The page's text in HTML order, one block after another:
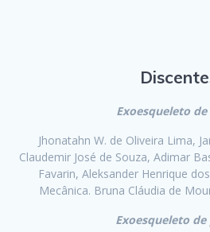
Exoesqueleto
Jhonatahn W. de Oliveira Lima,
Claudemir José de Souza, Adimar
Favarin, Aleksander Henrique
Mecânica. Bruna Cláudia de
Exoesqueleto de